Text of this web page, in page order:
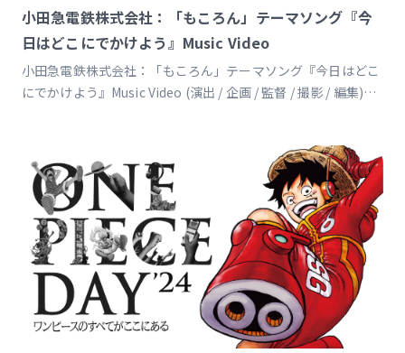
小田急電鉄株式会社：「もころん」テーマソング『今
日はどこにでかけよう』Music Video
小田急電鉄株式会社：「もころん」テーマソング『今日はどこ
にでかけよう』Music Video (演出 / 企画 / 監督 / 撮影 / 編集)